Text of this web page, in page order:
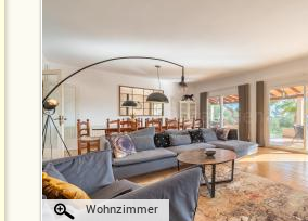
Wohnzimmer